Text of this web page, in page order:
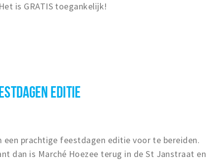
is GRATIS toegankelijk!
EDITIE
prachtige feestdagen editie voor te bereiden.
dan is Marché Hoezee terug in de St Janstraat en